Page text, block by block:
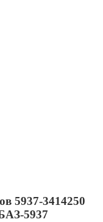
5937-3414250
5937